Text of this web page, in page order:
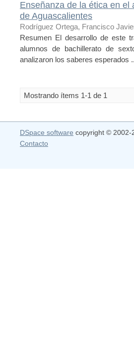
Enseñanza de la ética en
de Aguascalientes
Rodríguez Ortega, Francisco
Resumen El desarrollo de este
alumnos de bachillerato de
analizaron los saberes esperados
Mostrando ítems 1-1 de 1
DSpace software copyright © 2002-
Contacto